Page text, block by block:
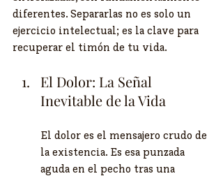
diferentes. Separarlas no es solo un
ejercicio intelectual; es la clave para
recuperar el timón de tu vida.
El Dolor: La Señal
Inevitable de la Vida
El dolor es el mensajero crudo de
la existencia. Es esa punzada
aguda en el pecho tras una